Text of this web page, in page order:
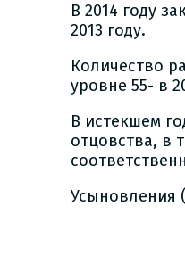
В 2014 году
2013 году.
Количество
уровне 55- в
В истекшем
отцовства, в
Усыновления